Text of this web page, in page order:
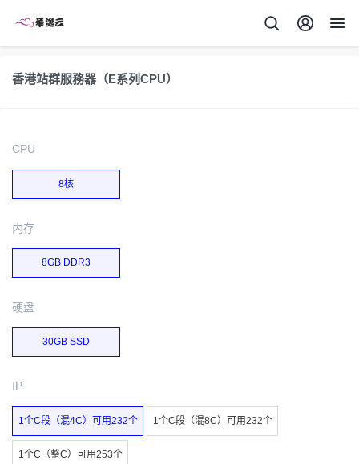
香港站群服務器（E系列CPU）
CPU
8核
内存
8GB DDR3
硬盘
30GB SSD
IP
1个C段（混4C）可用232个 1个C段（混8C）可用232个
1个C（整C）可用253个